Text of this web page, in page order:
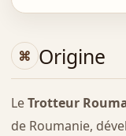
Origine
LeTrotteur
de Roumanie,